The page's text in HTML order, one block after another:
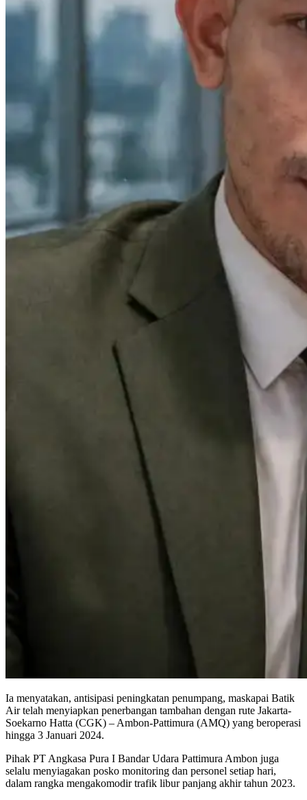
Ia menyatakan, antisipasi peningkatan penumpang, maskapai Batik
Air telah menyiapkan penerbangan tambahan dengan rute Jakarta-
Soekarno Hatta (CGK) – Ambon-Pattimura (AMQ) yang beroperasi
hingga 3 Januari 2024.
Pihak PT Angkasa Pura I Bandar Udara Pattimura Ambon juga
selalu menyiagakan posko monitoring dan personel setiap hari,
dalam rangka mengakomodir trafik libur panjang akhir tahun 2023.